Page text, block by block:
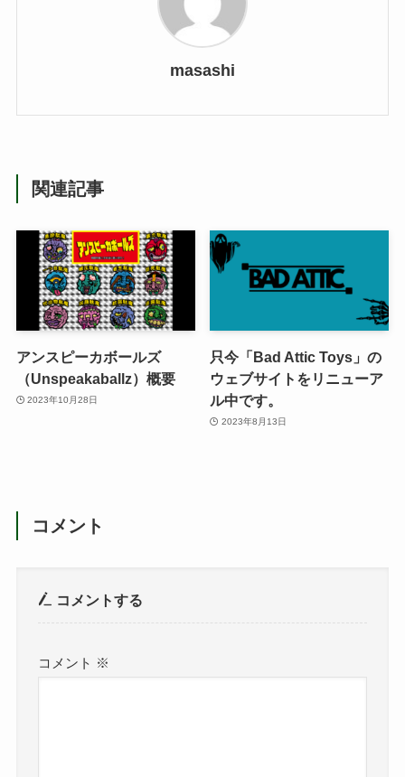
masashi
関連記事
アンスピーカボールズ
（Unspeakaballz）概要
2023年10月28日
只今「Bad Attic Toys」の
ウェブサイトをリニューア
ル中です。
2023年8月13日
コメント
コメントする
コメント ※